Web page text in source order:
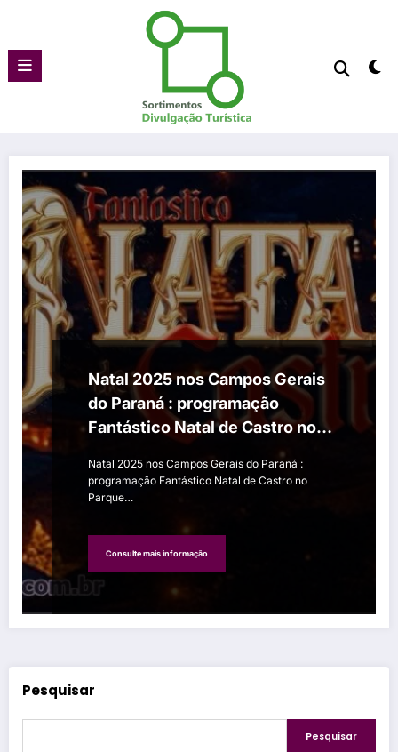
conteúdo
Natal 2025 nos Campos Gerais
do Paraná : programação
Fantástico Natal de Castro no
Natal 2025 nos Campos Gerais do Paraná :
programação Fantástico Natal de Castro no
Parque…
Consulte mais informação
Pesquisar
Pesquisar